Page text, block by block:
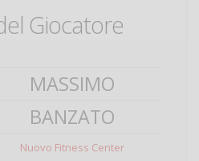
Giocatore
MASSIMO
BANZATO
Nuovo Fitness Center